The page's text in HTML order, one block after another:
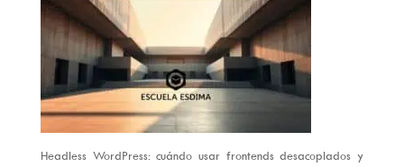
Headless WordPress: cuándo usar frontends desacoplados y